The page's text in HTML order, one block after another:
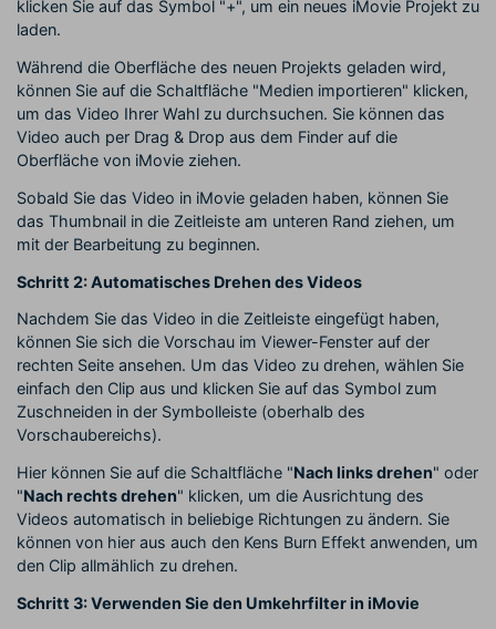
klicken Sie auf das Symbol "+", um ein neues iMovie Projekt zu
laden.
Während die Oberfläche des neuen Projekts geladen wird,
können Sie auf die Schaltfläche "Medien importieren" klicken,
um das Video Ihrer Wahl zu durchsuchen. Sie können das
Video auch per Drag & Drop aus dem Finder auf die
Oberfläche von iMovie ziehen.
Sobald Sie das Video in iMovie geladen haben, können Sie
das Thumbnail in die Zeitleiste am unteren Rand ziehen, um
mit der Bearbeitung zu beginnen.
Schritt 2: Automatisches Drehen des Videos
Nachdem Sie das Video in die Zeitleiste eingefügt haben,
können Sie sich die Vorschau im Viewer-Fenster auf der
rechten Seite ansehen. Um das Video zu drehen, wählen Sie
einfach den Clip aus und klicken Sie auf das Symbol zum
Zuschneiden in der Symbolleiste (oberhalb des
Vorschaubereichs).
Hier können Sie auf die Schaltfläche "Nach links drehen" oder
"Nach rechts drehen" klicken, um die Ausrichtung des
Videos automatisch in beliebige Richtungen zu ändern. Sie
können von hier aus auch den Kens Burn Effekt anwenden, um
den Clip allmählich zu drehen.
Schritt 3: Verwenden Sie den Umkehrfilter in iMovie